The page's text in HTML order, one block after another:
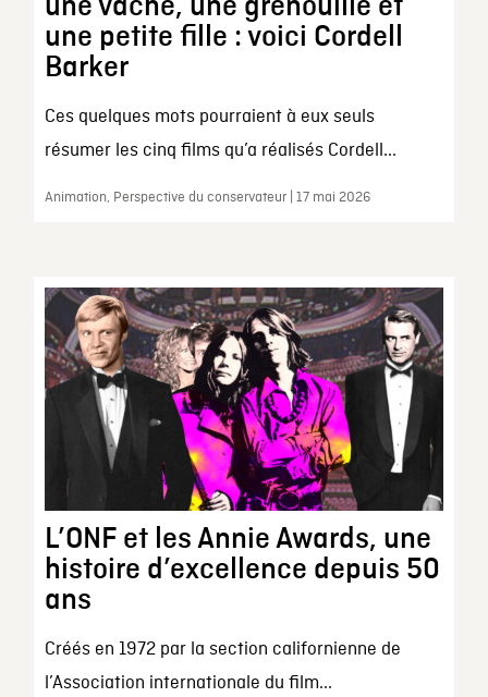
une vache, une grenouille et
une petite fille : voici Cordell
Barker
Ces quelques mots pourraient à eux seuls
résumer les cinq films qu’a réalisés Cordell...
Animation, Perspective du conservateur | 17 mai 2026
L’ONF et les Annie Awards, une
histoire d’excellence depuis 50
ans
Créés en 1972 par la section californienne de
l’Association internationale du film...